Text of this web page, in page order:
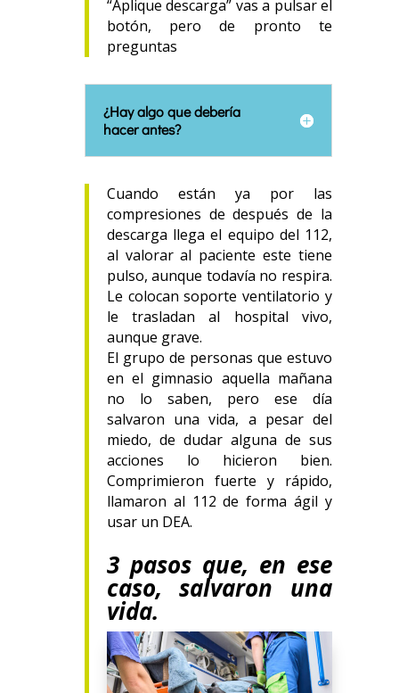
“Aplique descarga” vas a pulsar el
botón, pero de pronto te
preguntas
¿Hay algo que debería
hacer antes?
Cuando están ya por las
compresiones de después de la
descarga llega el equipo del 112,
al valorar al paciente este tiene
pulso, aunque todavía no respira.
Le colocan soporte ventilatorio y
le trasladan al hospital vivo,
aunque grave.
El grupo de personas que estuvo
en el gimnasio aquella mañana
no lo saben, pero ese día
salvaron una vida, a pesar del
miedo, de dudar alguna de sus
acciones lo hicieron bien.
Comprimieron fuerte y rápido,
llamaron al 112 de forma ágil y
usar un DEA.
3 pasos que, en ese
caso, salvaron una
vida.